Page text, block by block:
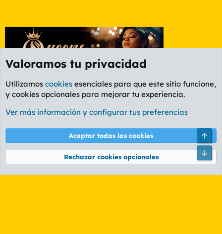
Etiquetas
Cookies
PL OLDSTYLE AMARILLO
Términos y reglas Política de privacidad Ayuda
Community platform by XenForo® © 2010-2026 XenForo Ltd.
Valoramos tu privacidad
Utilizamos cookies esenciales para que este sitio funcione,
y cookies opcionales para mejorar tu experiencia.
Ver más información y configurar tus preferencias
Aceptar todas las cookies
Rechazar cookies opcionales
Pie